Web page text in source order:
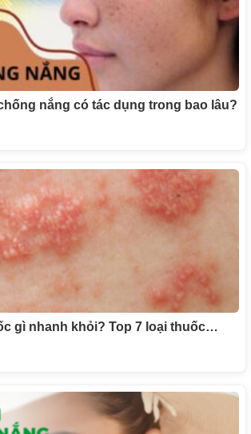
nắng có tác dụng trong bao lâu?
gì nhanh khỏi? Top 7 loại thuốc…